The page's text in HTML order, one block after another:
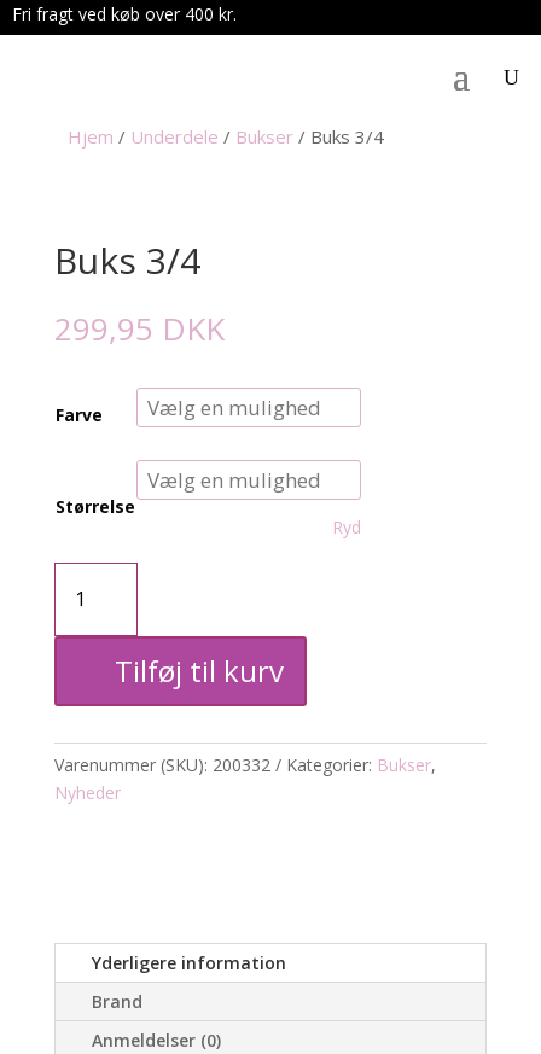
Fri fragt ved køb over 400 kr.
Hjem / Underdele / Bukser / Buks 3/4
Buks 3/4
299,95 DKK
Farve
Størrelse
Ryd
Buks
3/4
Tilføj til kurv
Varenummer (SKU): 200332 Kategorier: Bukser,
Nyheder
Yderligere information
Brand
Anmeldelser (0)